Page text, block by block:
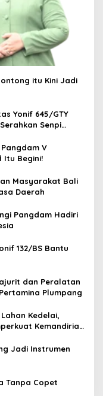
itu Kini Jadi
Yonif 645/GTY
Senpi
V
Itu Begini!
Masyarakat Bali
Daerah
Pangdam Hadiri
132/BS Bantu
dan Peralatan
Plumpang
Kedelai,
Kemandirian
Jadi Instrumen
Tanpa Copet